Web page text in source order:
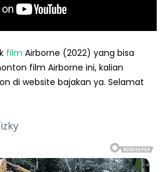
film Airborne (2022) yang bisa
film Airborne ini, kalian
di website bajakan ya. Selamat